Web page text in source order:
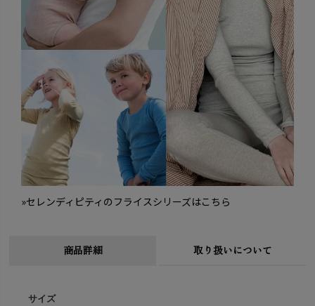
»セレンディピティのフライスシリーズはこちら
商品詳細 取り扱いについて
サイズ